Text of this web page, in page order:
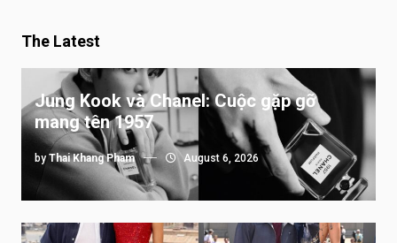
The Latest
Jung Kook và Chanel: Cuộc gặp gỡ
mang tên 1957
by Thai Khang Pham August 6, 2026